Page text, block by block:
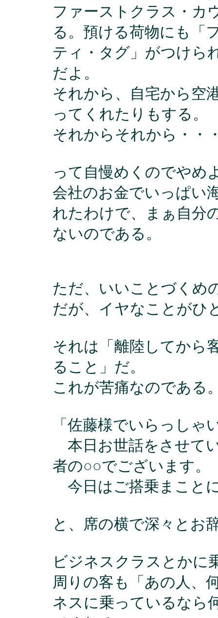
ファーストクラス・カ
る。預ける荷物にも「
ティ・タグ」がつけら
だよ。
それから、自宅から空
ってくれたりもする。
それからそれから・・
って自慢めくのでやめ
会社のお金でいっぱい
れたわけで、まぁ自分
ないのである。
ただ、いいことづくめ
だが、イヤなことがひ
それは「離陸してから
ること」だ。
これが苦痛なのである
「佐藤様でいらっしゃ
本日お世話をさせて
者の○○でございます。
今日はご搭乗まこと
と、席の横で深々とお
ビジネスクラスとかに
周りの客も「あの人、
ネスに乗っているなら